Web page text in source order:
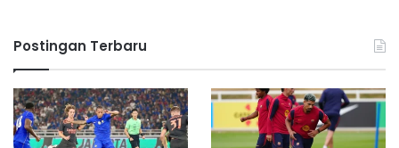
Postingan Terbaru